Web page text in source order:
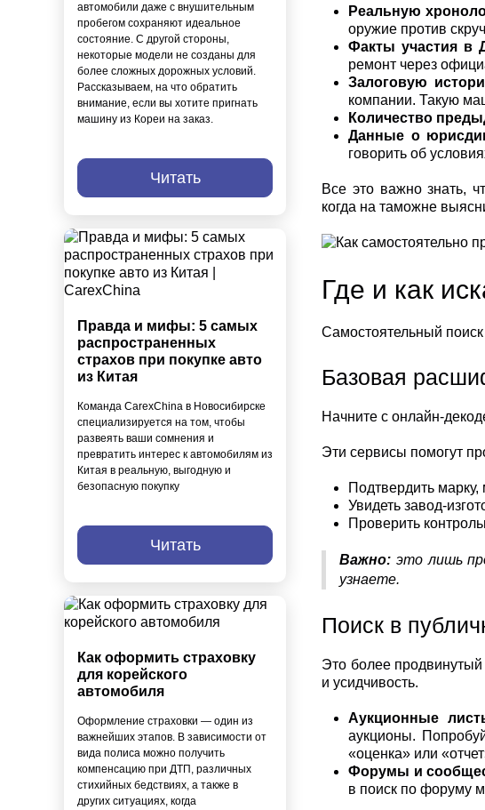
автомобили даже с внушительным
пробегом сохраняют идеальное
состояние. С другой стороны,
некоторые модели не созданы для
более сложных дорожных условий.
Рассказываем, на что обратить
внимание, если вы хотите пригнать
машину из Кореи на заказ.
Читать
Правда и мифы: 5 самых
распространенных
страхов при покупке авто
из Китая
Команда CarexChina в Новосибирске
специализируется на том, чтобы
развеять ваши сомнения и
превратить интерес к автомобилям из
Китая в реальную, выгодную и
безопасную покупку
Читать
Как оформить страховку
для корейского
автомобиля
Оформление страховки — один из
важнейших этапов. В зависимости от
вида полиса можно получить
компенсацию при ДТП, различных
стихийных бедствиях, а также в
других ситуациях, когда
Реальную
оружие против
Факты участия в
ремонт через
Залоговую
компании. Такую
Количество
Данные о
говорить об
Все это важно знать,
когда на таможне
Где и как
Самостоятельный
Базовая
Начните с онлайн-
Эти сервисы помогут
Подтвердить марку,
Увидеть завод-
Проверить
Важно: это лишь
узнаете.
Поиск в
Это более
и усидчивость.
Аукционные
аукционы.
«оценка» или
Форумы и
в поиск по форуму